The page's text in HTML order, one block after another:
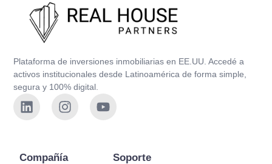
Plataforma de inversiones inmobiliarias en EE.UU. Accedé a
activos institucionales desde Latinoamérica de forma simple,
segura y 100% digital.
Compañía Soporte